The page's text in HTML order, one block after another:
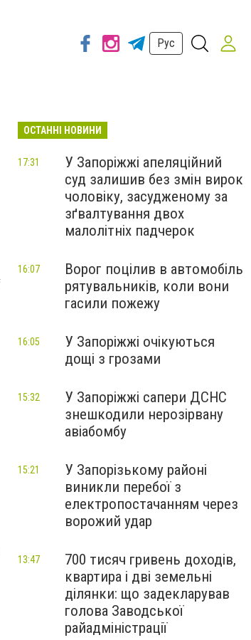
Рус
ОСТАННІ НОВИНИ
У Запоріжжі апеляційний
суд залишив без змін вирок
чоловіку, засудженому за
зґвалтування двох
малолітніх падчерок
17:31
Ворог поцілив в автомобіль
рятувальників, коли вони
гасили пожежу
16:07
У Запоріжжі очікуються
дощі з грозами
16:05
У Запоріжжі сапери ДСНС
знешкодили нерозірвану
авіабомбу
15:32
У Запорізькому районі
виникли перебої з
електропостачанням через
ворожий удар
15:21
700 тисяч гривень доходів,
квартира і дві земельні
ділянки: що задекларував
голова Заводської
райадміністрації
13:47